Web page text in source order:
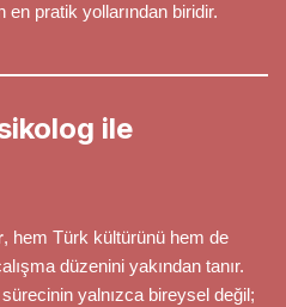
en pratik yollarından biridir.
ile
, hem Türk kültürünü hem de
düzenini yakından tanır.
yalnızca bireysel değil;